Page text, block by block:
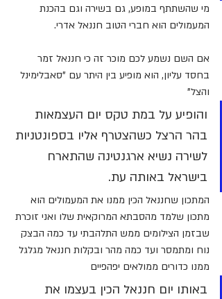
מי שהשתתף במופע, גם בשירה וגם בהכנת
המעמולים הוא חברי הטוב חננאל אדרי.
אם השם נשמע לכם מוכר זה כי חננאל זמר
בחסד עליון, הוא מופיע בין היתר עם "סאבלימינל
והצל"
והופיע על במת טקס יום העצמאות
בהר הרצל כשהצטרף אליו בספונטניות
לשירה נשיא ארגנטינה שהתארח
בישראל באותה עת.
המתכון שחננאל הכין ממנו את המעמולים הוא
מתכון שלמד מהסבתא המרוקאית שלו ואני זוכרת
שבזמן הצילומים ממש התלהבתי עד כמה הבצק
נוח ומתמסר ועד כמה מהר ובקלות חננאל מגלגל
ממנו כדורים ממולאים יפהפיים
באותו יום חננאל הכין בעצמו את